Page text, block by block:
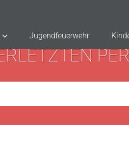
Jugendfeuerwehr